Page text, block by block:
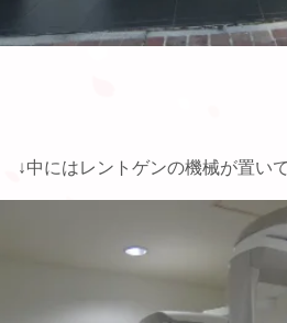
↓中にはレントゲンの機械が置い